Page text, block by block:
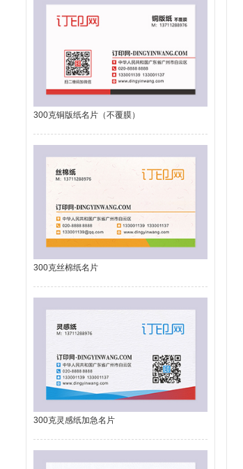
300克铜版纸名片（不覆膜）
300克丝棉纸名片
300克灵感纸加急名片